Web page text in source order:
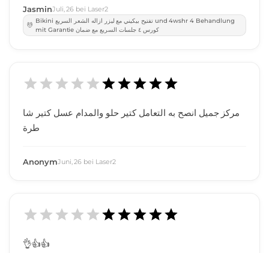
JasminJuli ,26 bei Laser2
Bikini تفتيح بيكيني مع ليزر ازاله الشعر السريع und 4wshr 4 Behandlung
mit Garantie كورس ٤ جلسات السريع مع ضمان
مركز جميل انصح به التعامل كتير حلو والمدام عسل كتير شا
طرة
AnonymJuni ,26 bei Laser2
👌👍👍